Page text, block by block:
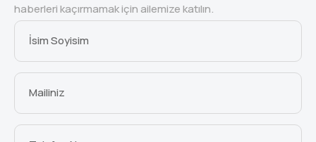
haberleri kaçırmamak için ailemize katılın.